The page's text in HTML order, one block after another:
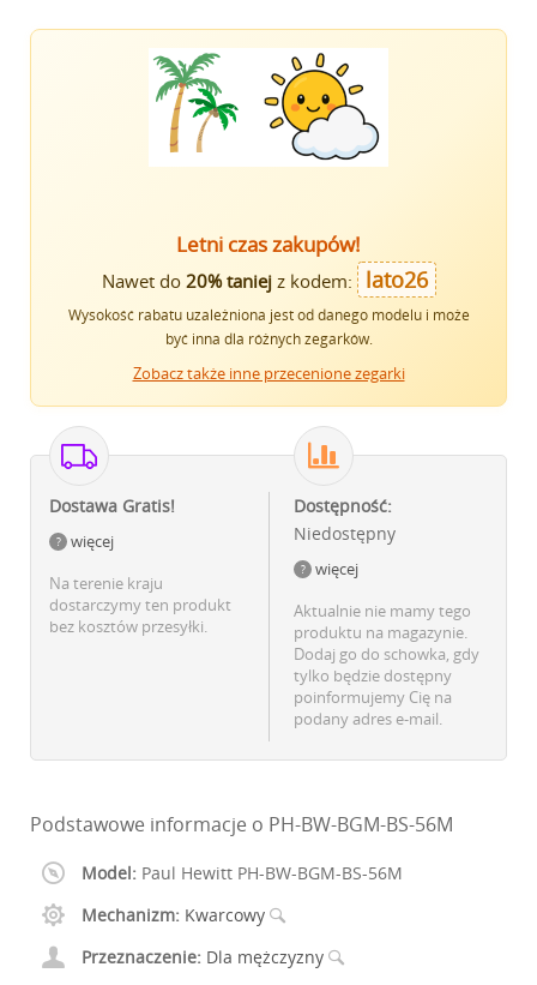
Letni czas zakupów!
Nawet do 20% taniejz kodem: lato26
Wysokość rabatu uzależniona jest od danego modelu i może
być inna dla różnych zegarków.
Zobacz także inne przecenione zegarki
Dostawa Gratis!
więcej
Na terenie kraju
dostarczymy ten produkt
bez kosztów przesyłki.
Dostępność:
Niedostępny
więcej
Aktualnie nie mamy tego
produktu na magazynie.
Dodaj go do schowka, gdy
tylko będzie dostępny
poinformujemy Cię na
podany adres e-mail.
Podstawowe informacje o PH-BW-BGM-BS-56M
Model: Paul Hewitt PH-BW-BGM-BS-56M
Mechanizm: Kwarcowy
Przeznaczenie: Dla mężczyzny